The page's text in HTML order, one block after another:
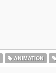
ANIMATION